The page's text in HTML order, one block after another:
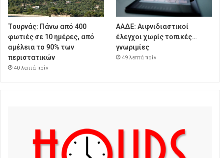
Τουρνάς: Πάνω από 400
φωτιές σε 10 ημέρες, από
αμέλεια το 90% των
περιστατικών
40 λεπτά πρίν
ΑΑΔΕ: Αιφνιδιαστικοί
έλεγχοι χωρίς τοπικές…
γνωριμίες
49 λεπτά πρίν